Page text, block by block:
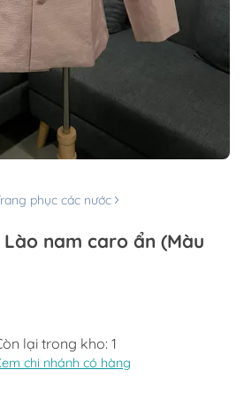
phục các nước
nam caro ẩn (Màu
lại trong kho: 1
chi nhánh có hàng